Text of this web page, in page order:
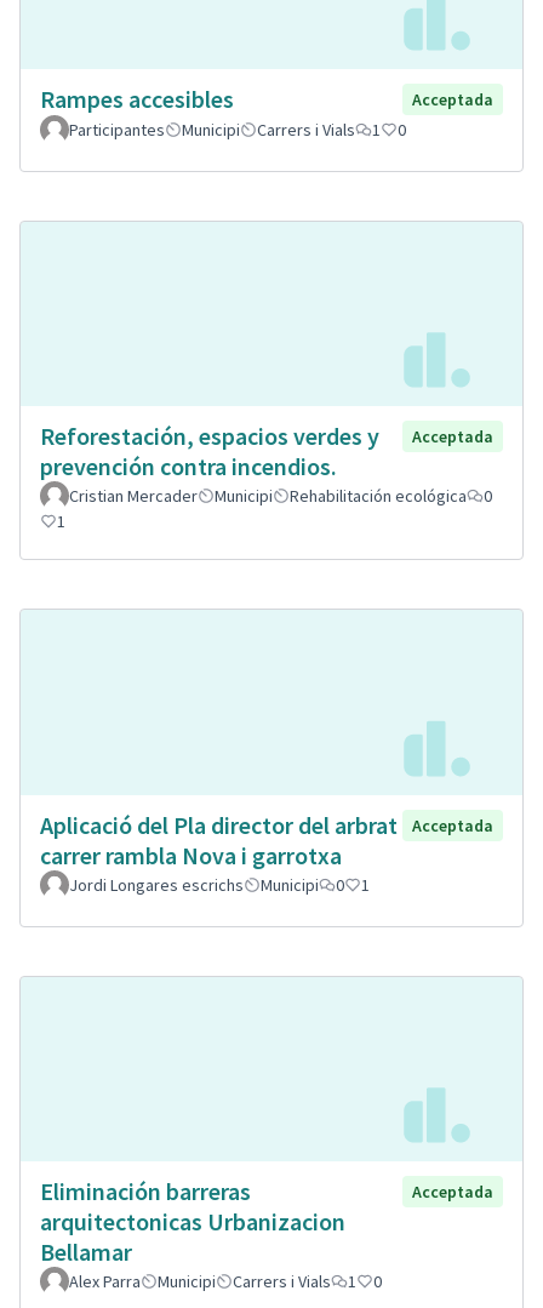
Rampes accesibles
Acceptada
Participantes
Municipi Carrers i Vials 1 0
Reforestación, espacios verdes y
prevención contra incendios.
Acceptada
Cristian Mercader Municipi Rehabilitación ecológica
0
1
Aplicació del Pla director del arbrat
carrer rambla Nova i garrotxa
Acceptada
Jordi Longares escrichs Municipi 0 1
Eliminación barreras
arquitectonicas Urbanizacion
Bellamar
Acceptada
Alex Parra Municipi Carrers i Vials 1 0